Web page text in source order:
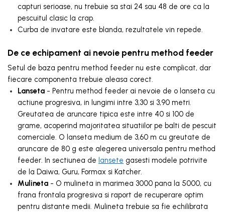
capturi serioase, nu trebuie sa stai 24 sau 48 de ore ca la
pescuitul clasic la crap.
Curba de invatare este blanda, rezultatele vin repede.
De ce echipament ai nevoie pentru method feeder
Setul de baza pentru method feeder nu este complicat, dar
fiecare componenta trebuie aleasa corect.
Lanseta - Pentru method feeder ai nevoie de o lanseta cu
actiune progresiva, in lungimi intre 3,30 si 3,90 metri.
Greutatea de aruncare tipica este intre 40 si 100 de
grame, acoperind majoritatea situatiilor pe balti de pescuit
comerciale. O lanseta medium de 3,60 m cu greutate de
aruncare de 80 g este alegerea universala pentru method
feeder. In sectiunea de lansete gasesti modele potrivite
de la Daiwa, Guru, Formax si Katcher.
Mulineta - O mulineta in marimea 3000 pana la 5000, cu
frana frontala progresiva si raport de recuperare optim
pentru distante medii. Mulineta trebuie sa fie echilibrata